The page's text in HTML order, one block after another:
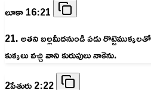
లూకా 16:21
21. అతని బల్లమీదనుండి పడు
కుక్కలు వచ్చి వాని కురుపులు నాకెను.
2పేతురు 2:22